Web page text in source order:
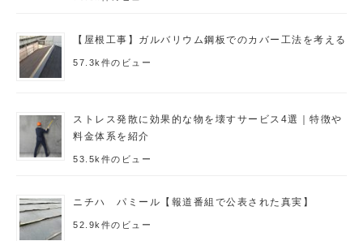
【屋根工事】ガルバリウム鋼板でのカバー工法を考える
57.3k件のビュー
ストレス発散に効果的な物を壊すサービス4選｜特徴や
料金体系を紹介
53.5k件のビュー
ニチハ パミール【報道番組で公表された真実】
52.9k件のビュー